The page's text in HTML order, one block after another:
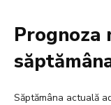
Prognoza
Săptămâna actuală